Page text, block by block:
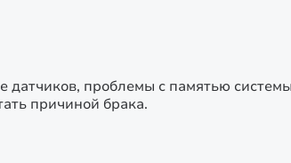
проблемы с памятью
причиной брака.